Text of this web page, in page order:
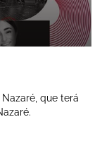
que terá